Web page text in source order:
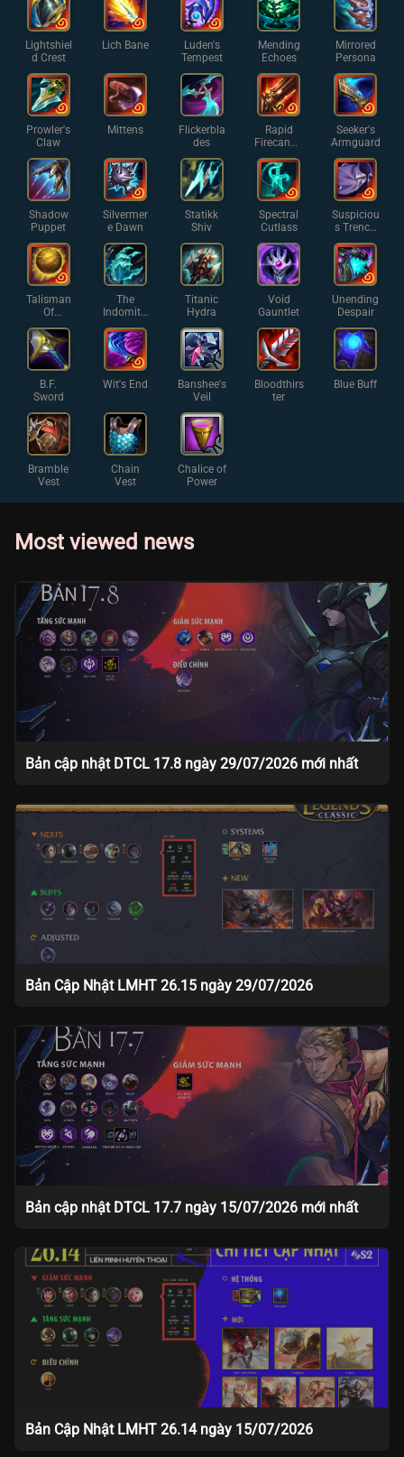
Lightshiel
d Crest
Lich Bane
Luden's
Tempest
Mending
Echoes
Mirrored
Persona
Prowler's
Claw
Mittens
Flickerbla
des
Rapid
Firecanno
n
Seeker's
Armguard
Shadow
Puppet
Silvermer
e Dawn
Statikk
Shiv
Spectral
Cutlass
Suspiciou
s Trench
Coat
Talisman
Of
Ascensio
n
The
Indomita
ble
Titanic
Hydra
Void
Gauntlet
Unending
Despair
B.F.
Sword
Wit's End
Banshee's
Veil
Bloodthirs
ter
Blue Buff
Bramble
Vest
Chain
Vest
Chalice of
Power
Most viewed news
Bản cập nhật DTCL 17.8 ngày 29/07/2026 mới nhất
Bản Cập Nhật LMHT 26.15 ngày 29/07/2026
Bản cập nhật DTCL 17.7 ngày 15/07/2026 mới nhất
Bản Cập Nhật LMHT 26.14 ngày 15/07/2026